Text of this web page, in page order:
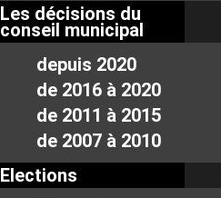
Les décisions du
conseil municipal
depuis 2020
de 2016 à 2020
de 2011 à 2015
de 2007 à 2010
Elections